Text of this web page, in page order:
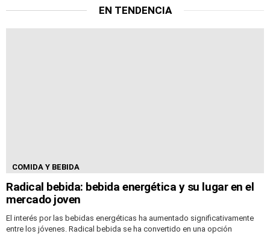
EN TENDENCIA
COMIDA Y BEBIDA
Radical bebida: bebida energética y su lugar en el
mercado joven
El interés por las bebidas energéticas ha aumentado significativamente
entre los jóvenes. Radical bebida se ha convertido en una opción